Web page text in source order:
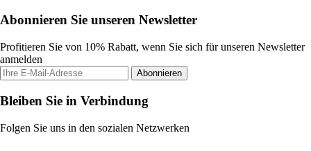
Abonnieren Sie unseren Newsletter
Profitieren Sie von 10% Rabatt, wenn Sie sich für unseren Newsletter
anmelden
Abonnieren
Bleiben Sie in Verbindung
Folgen Sie uns in den sozialen Netzwerken